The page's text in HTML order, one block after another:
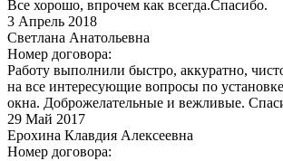
Все хорошо, впрочем как всегда.Спасибо.
3 Апрель 2018
Светлана Анатольевна
Номер договора:
Работу выполнили быстро, аккуратно,
на все интересующие вопросы по
окна. Доброжелательные и вежливые.
29 Май 2017
Ерохина Клавдия Алексеевна
Номер договора: